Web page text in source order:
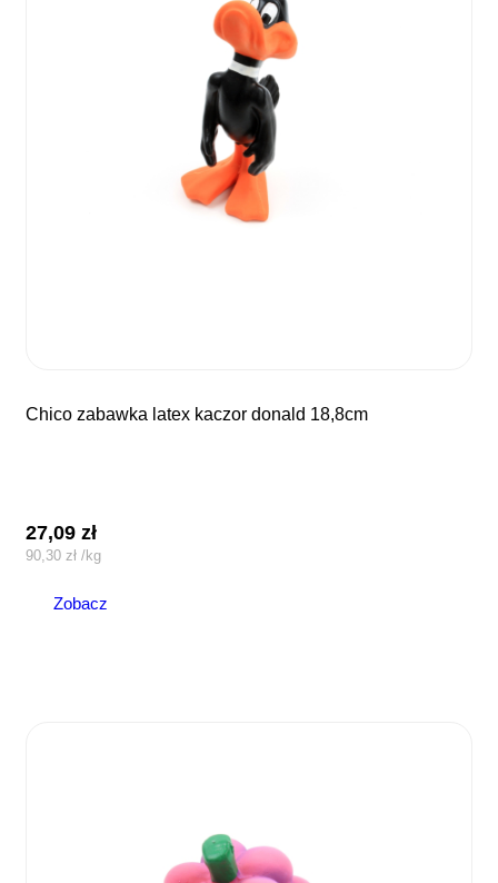
chico zabawka latex kaczor donald 18,8cm
27,09zł
90,30 zł /kg
Zobacz